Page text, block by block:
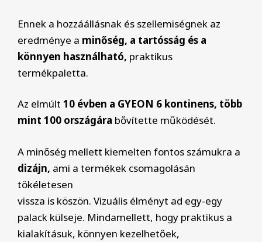
Ennek a hozzáállásnak és szellemiségnek az
eredménye a minőség, a tartósság és a
könnyen használható, praktikus
termékpaletta.
Az elmúlt 10 évben a GYEON 6 kontinens, több
mint 100 országára bővítette működését.
A minőség mellett kiemelten fontos számukra a
dizájn, ami a termékek csomagolásán
tökéletesen
vissza is köszön. Vizuális élményt ad egy-egy
palack külseje. Mindamellett, hogy praktikus a
kialakításuk, könnyen kezelhetőek,